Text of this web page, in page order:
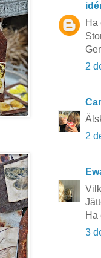
Ha
2
2
Ha
3